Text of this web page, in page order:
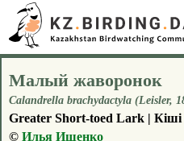
Малый жаворонок
Calandrella brachydactyla (Leisler,
Greater Short-toed Lark | Кіші
© Илья Ищенко